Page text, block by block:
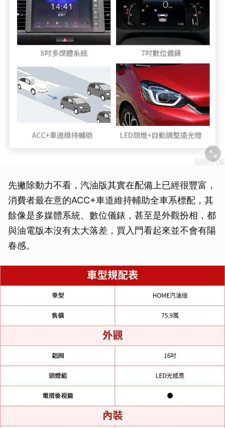
先撇除動力不看，汽油版其實在配備上已經很豐富，
消費者最在意的ACC+車道維持輔助全車系標配，其
餘像是多媒體系統、數位儀錶，甚至是外觀扮相，都
與油電版本沒有太大落差，買入門看起來並不會有陽
春感。